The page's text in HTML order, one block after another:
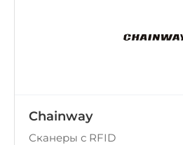
Chainway
Сканеры с RFID